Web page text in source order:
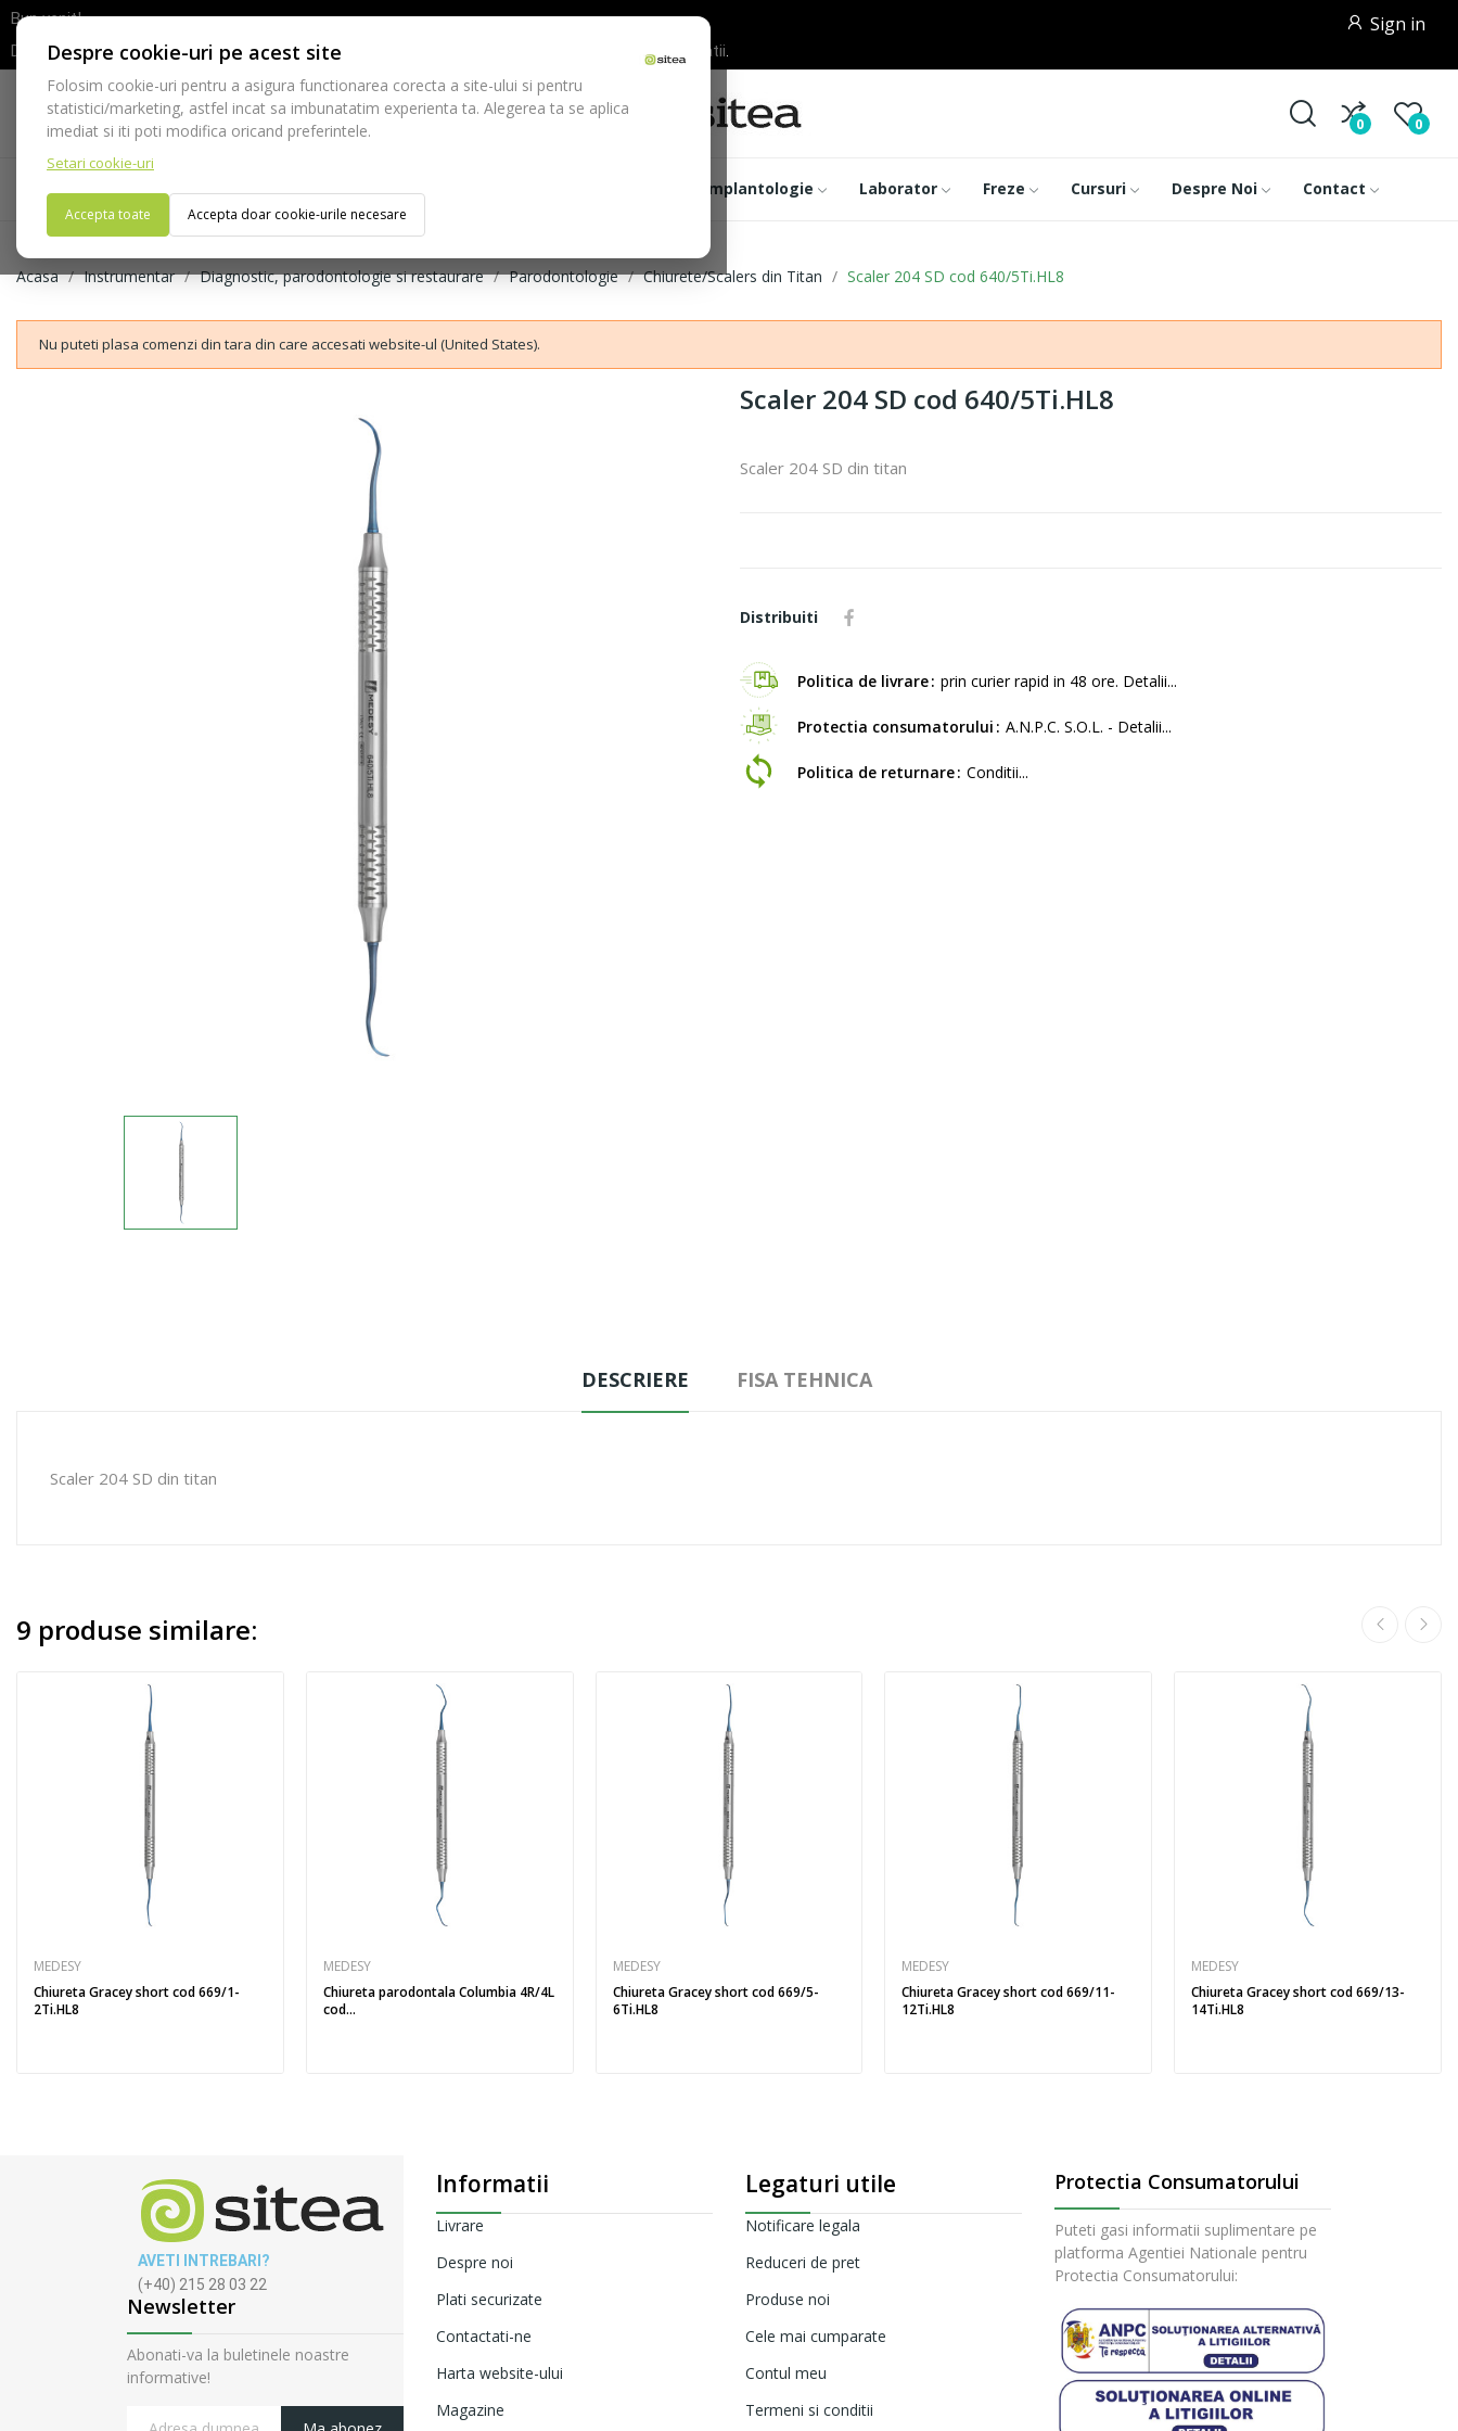
Despre cookie-uri pe acest site
Folosim cookie-uri pentru a asigura functionarea corecta a site-ului si pentru
statistici/marketing, astfel incat sa imbunatatim experienta ta. Alegerea ta se aplica
imediat si iti poti modifica oricand preferintele.
Setari cookie-uri
Accepta toate Accepta doar cookie-urile necesare
Bun venit!
Dupa efectuarea comenzii va rugam sa asteptati confirmarea stocurilor inainte de efectuarea platii.
Sign in
Telefon:
021-528 03 23
0 0
Acasa Consumabile Echipamente Implantologie Laborator Freze Cursuri Despre Noi Contact
Acasa Instrumentar Diagnostic, parodontologie si restaurare Parodontologie Chiurete/Scalers din Titan Scaler 204 SD cod 640/5Ti.HL8
Nu puteti plasa comenzi din tara din care accesati website-ul (United States).
Scaler 204 SD cod 640/5Ti.HL8
Scaler 204 SD din titan
Distribuiti
Politica de livrare prin curier rapid in 48 ore. Detalii...
Protectia consumatorului A.N.P.C. S.O.L. - Detalii...
Politica de returnare Conditii...
DESCRIERE FISA TEHNICA
Scaler 204 SD din titan
9 produse similare:
MEDESY
Chiureta Gracey short cod 669/1-
2Ti.HL8
MEDESY
Chiureta parodontala Columbia 4R/4L
cod...
MEDESY
Chiureta Gracey short cod 669/5-
6Ti.HL8
MEDESY
Chiureta Gracey short cod 669/11-
12Ti.HL8
MEDESY
Chiureta Gracey short cod 669/13-
14Ti.HL8
AVETI INTREBARI?
(+40) 215 28 03 22
Newsletter
Abonati-va la buletinele noastre
informative!
Informatii
Livrare
Despre noi
Plati securizate
Contactati-ne
Harta website-ului
Magazine
Legaturi utile
Notificare legala
Reduceri de pret
Produse noi
Cele mai cumparate
Contul meu
Termeni si conditii
Protectia Consumatorului
Puteti gasi informatii suplimentare pe
platforma Agentiei Nationale pentru
Protectia Consumatorului: